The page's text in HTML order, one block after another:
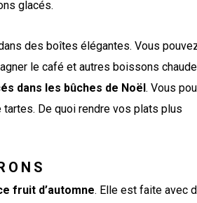
glacés.
des boîtes élégantes. Vous
le café et autres boissons
dans les bûches de Noël. Vous
De quoi rendre vos plats plus
fruit d’automne. Elle est faite avec